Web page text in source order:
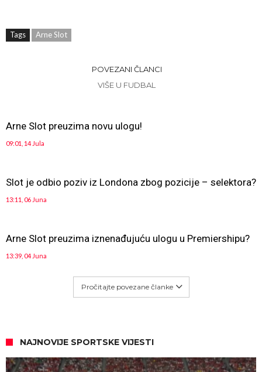
Tags Arne Slot
POVEZANI ČLANCI
VIŠE U FUDBAL
Arne Slot preuzima novu ulogu!
09:01, 14 Jula
Slot je odbio poziv iz Londona zbog pozicije – selektora?
13:11, 06 Juna
Arne Slot preuzima iznenađujuću ulogu u Premiershipu?
13:39, 04 Juna
Pročitajte povezane članke
NAJNOVIJE SPORTSKE VIJESTI